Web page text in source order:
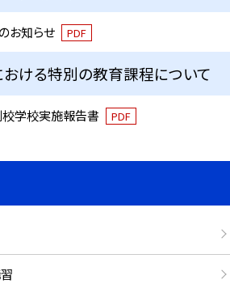
お知らせ PDF
ける特別の教育課程について
学校実施報告書 PDF